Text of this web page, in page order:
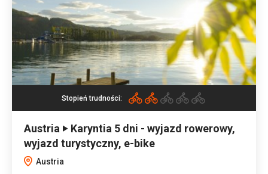
Stopień trudności:
Austria ‣ Karyntia 5 dni - wyjazd rowerowy,
wyjazd turystyczny, e-bike
Austria